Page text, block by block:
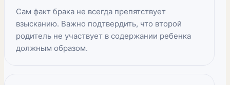
Сам факт брака не всегда препятствует
взысканию. Важно подтвердить, что второй
родитель не участвует в содержании ребенка
должным образом.